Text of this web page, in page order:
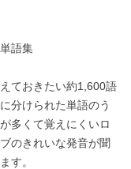
語集
ておきたい約1,600語
分けられた単語のう
多くて覚えにくいロ
のきれいな発音が聞
す。